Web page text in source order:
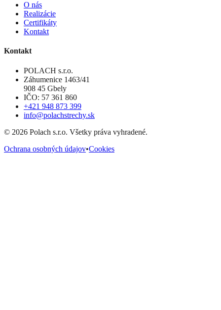
O nás
Realizácie
Certifikáty
Kontakt
Kontakt
POLACH s.r.o.
Záhumenice 1463/41
908 45 Gbely
IČO: 57 361 860
+421 948 873 399
info@polachstrechy.sk
© 2026 Polach s.r.o. Všetky práva vyhradené.
Ochrana osobných údajov•Cookies